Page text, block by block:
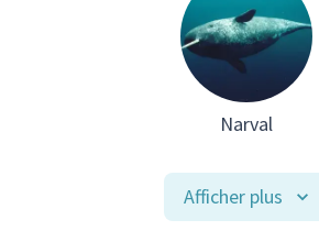
Narval
Afficher plus